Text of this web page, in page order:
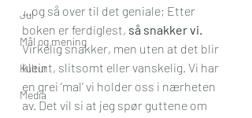
Jul
Mål og mening
Kultur
Media
…og så over til det geniale; Etter
boken er ferdiglest, så snakker vi.
Virkelig snakker, men uten at det blir
kleint, slitsomt eller vanskelig. Vi har
en grei ‘mal’ vi holder oss i nærheten
av. Det vil si at jeg spør guttene om